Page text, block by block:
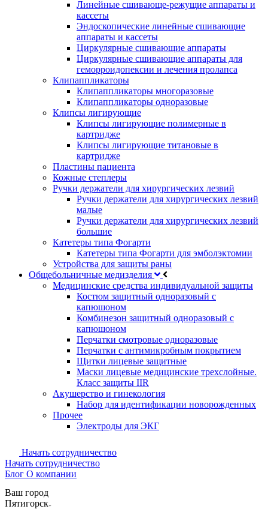
Линейные сшивающе-режущие аппараты и
кассеты
Эндоскопические линейные сшивающие
аппараты и кассеты
Циркулярные сшивающие аппараты
Циркулярные сшивающие аппараты для
геморроидопексии и лечения пролапса
Клипаппликаторы
Клипаппликаторы многоразовые
Клипаппликаторы одноразовые
Клипсы лигирующие
Клипсы лигирующие полимерные в
картридже
Клипсы лигирующие титановые в
картридже
Пластины пациента
Кожные степлеры
Ручки держатели для хирургических лезвий
Ручки держатели для хирургических лезвий
малые
Ручки держатели для хирургических лезвий
большие
Катетеры типа Фогарти
Катетеры типа Фогарти для эмболэктомии
Устройства для защиты раны
Общебольничные медизделия
Медицинские средства индивидуальной защиты
Костюм защитный одноразовый с
капюшоном
Комбинезон защитный одноразовый с
капюшоном
Перчатки смотровые одноразовые
Перчатки с антимикробным покрытием
Щитки лицевые защитные
Маски лицевые медицинские трехслойные.
Класс защиты IIR
Акушерство и гинекология
Набор для идентификации новорожденных
Прочее
Электроды для ЭКГ
Начать сотрудничество
Начать сотрудничество
Блог О компании
Ваш город
Пятигорск